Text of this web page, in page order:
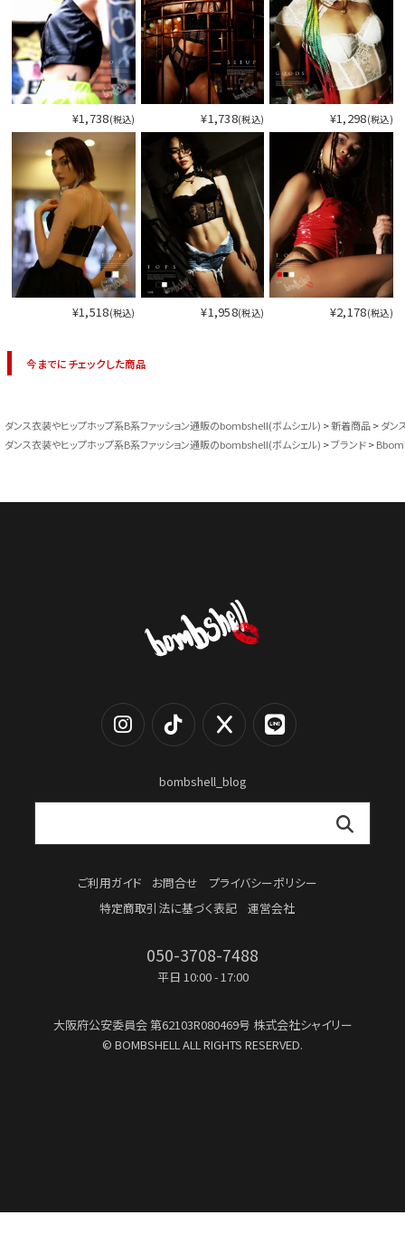
¥1,738(税込) ¥1,738(税込) ¥1,298(税込)
¥1,518(税込) ¥1,958(税込) ¥2,178(税込)
今までにチェックした商品
ダンス衣装やヒップホップ系B系ファッション通販のbombshell(ボムシェル) 新着商品
ダン
ダンス衣装やヒップホップ系B系ファッション通販のbombshell(ボムシェル)
ブランド
bombshell_blog
ご利用ガイド お問合せ
プライバシーポリシー
特定商取引法に基づく表記
運営会社
050-3708-7488
平日 10:00 - 17:00
大阪府公安委員会第62103R080469号 株式会社シャイリー
© BOMBSHELL ALL RIGHTS RESERVED.